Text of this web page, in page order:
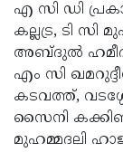
എ സി ഡി
കല്ലട്ര, ടി
അബ്ദുല്‍
എം സി
കടവത്ത്,
സൈനി
മുഹമ്മദലി